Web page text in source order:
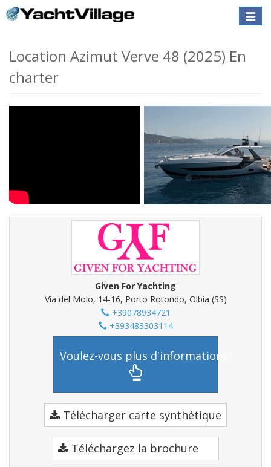
Toggle
Location Azimut Verve 48 (2025) En
charter
Given For Yachting
Via del Molo, 14-16, Porto Rotondo, Olbia (SS)
+39078934721
+393483303114
Voulez-vous plus d'informations?
Télécharger carte synthétique
Téléchargez la brochure